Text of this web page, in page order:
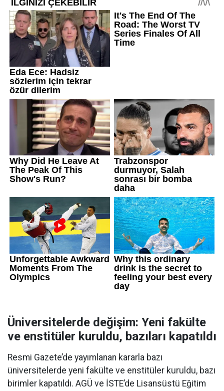
Üniversitelerde değişim: Yeni fakülte
ve enstitüler kuruldu, bazıları kapatıldı
Resmi Gazete’de yayımlanan kararla bazı
üniversitelerde yeni fakülte ve enstitüler kuruldu, bazı
birimler kapatıldı. AGÜ ve İSTE’de Lisansüstü Eğitim